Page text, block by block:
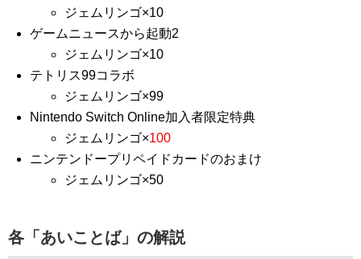
ジェムリンゴ×10
ゲームニュースから起動2
ジェムリンゴ×10
テトリス99コラボ
ジェムリンゴ×99
Nintendo Switch Online加入者限定特典
ジェムリンゴ×100
ニンテンドープリペイドカードのおまけ
ジェムリンゴ×50
各「あいことば」の解説